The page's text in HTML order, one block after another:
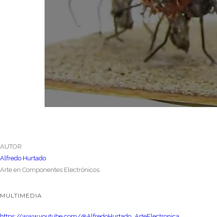
AUTOR
Alfredo Hurtado
Arte en Componentes Electrónicos.
MULTIMEDIA